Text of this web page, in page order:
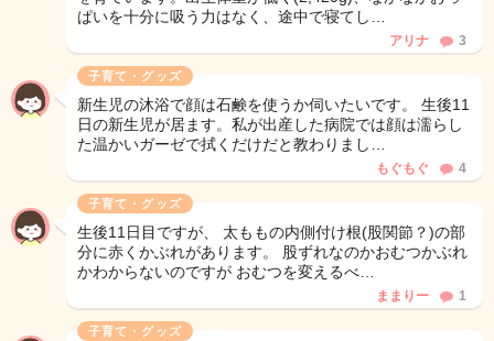
ぱいを十分に吸う力はなく、途中で寝てし…
アリナ 3
子育て・グッズ
新生児の沐浴で顔は石鹸を使うか伺いたいです。 生後11
日の新生児が居ます。私が出産した病院では顔は濡らし
た温かいガーゼで拭くだけだと教わりまし…
もぐもぐ 4
子育て・グッズ
生後11日目ですが、 太ももの内側付け根(股関節？)の部
分に赤くかぶれがあります。 股ずれなのかおむつかぶれ
かわからないのですが おむつを変えるべ…
ままりー 1
子育て・グッズ